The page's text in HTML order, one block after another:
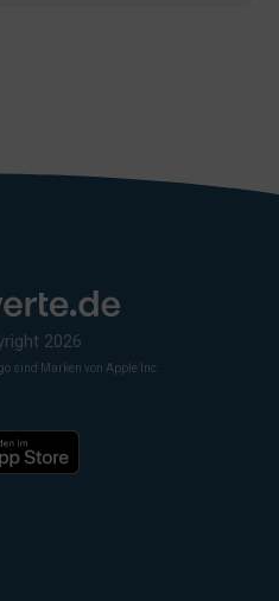
2026
sind Marken von Apple Inc.